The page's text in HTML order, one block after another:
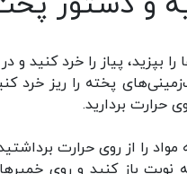
پخته را ریز خرد
حرارت بردارید.
نوبت باز کنید و روی